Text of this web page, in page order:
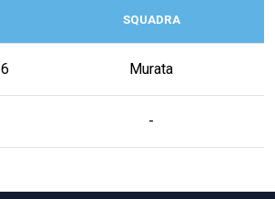
SQUADRA
Murata
-